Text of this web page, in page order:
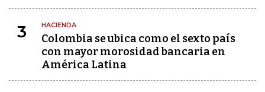
3 HACIENDA
Colombia se ubica como el sexto país
con mayor morosidad bancaria en
América Latina